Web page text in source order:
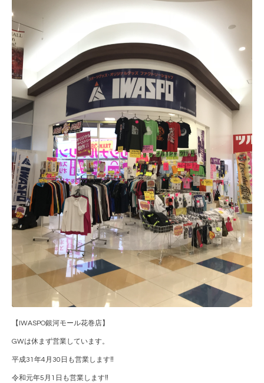
【IWASPO銀河モール花巻店】
GWは休まず営業しています。
平成31年4月30日も営業します‼︎
令和元年5月1日も営業します‼︎